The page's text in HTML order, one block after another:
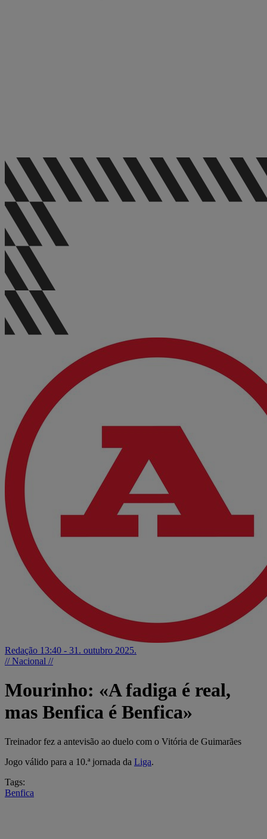
Redação 13:40 - 31. outubro 2025.
// Nacional //
Mourinho: «A fadiga é real,
mas Benfica é Benfica»
Treinador fez a antevisão ao duelo com o Vitória de Guimarães
Jogo válido para a 10.ª jornada da Liga.
Tags:
Benfica